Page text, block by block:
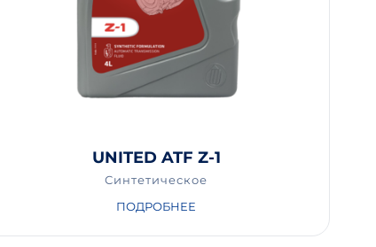
UNITED ATF Z-1
Синтетическое
ПОДРОБНЕЕ